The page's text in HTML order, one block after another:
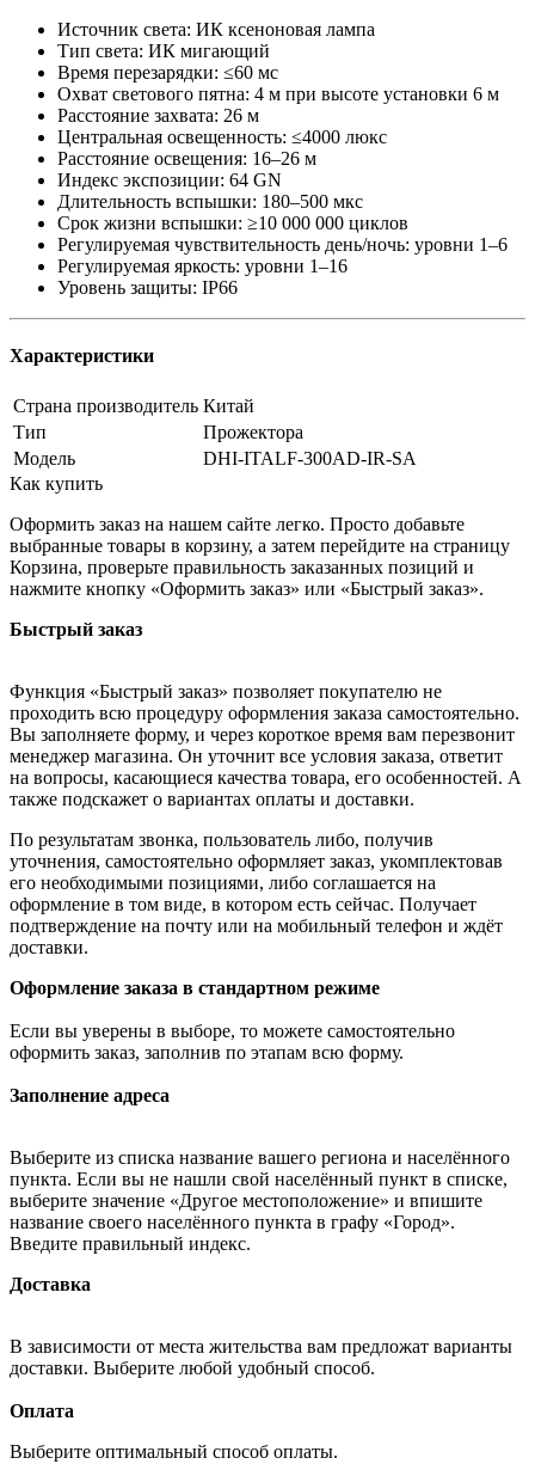
Источник света: ИК ксеноновая лампа
Тип света: ИК мигающий
Время перезарядки: ≤60 мс
Охват светового пятна: 4 м при высоте установки 6 м
Расстояние захвата: 26 м
Центральная освещенность: ≤4000 люкс
Расстояние освещения: 16–26 м
Индекс экспозиции: 64 GN
Длительность вспышки: 180–500 мкс
Срок жизни вспышки: ≥10 000 000 циклов
Регулируемая чувствительность день/ночь: уровни 1–6
Регулируемая яркость: уровни 1–16
Уровень защиты: IP66
Характеристики
Страна производитель Китай
Тип
Прожектора
Модель
DHI-ITALF-300AD-IR-SA
Как купить
Оформить заказ на нашем сайте легко. Просто добавьте
выбранные товары в корзину, а затем перейдите на страницу
Корзина, проверьте правильность заказанных позиций и
нажмите кнопку «Оформить заказ» или «Быстрый заказ».
Быстрый заказ
Функция «Быстрый заказ» позволяет покупателю не
проходить всю процедуру оформления заказа самостоятельно.
Вы заполняете форму, и через короткое время вам перезвонит
менеджер магазина. Он уточнит все условия заказа, ответит
на вопросы, касающиеся качества товара, его особенностей. А
также подскажет о вариантах оплаты и доставки.
По результатам звонка, пользователь либо, получив
уточнения, самостоятельно оформляет заказ, укомплектовав
его необходимыми позициями, либо соглашается на
оформление в том виде, в котором есть сейчас. Получает
подтверждение на почту или на мобильный телефон и ждёт
доставки.
Оформление заказа в стандартном режиме
Если вы уверены в выборе, то можете самостоятельно
оформить заказ, заполнив по этапам всю форму.
Заполнение адреса
Выберите из списка название вашего региона и населённого
пункта. Если вы не нашли свой населённый пункт в списке,
выберите значение «Другое местоположение» и впишите
название своего населённого пункта в графу «Город».
Введите правильный индекс.
Доставка
В зависимости от места жительства вам предложат варианты
доставки. Выберите любой удобный способ.
Оплата
Выберите оптимальный способ оплаты.